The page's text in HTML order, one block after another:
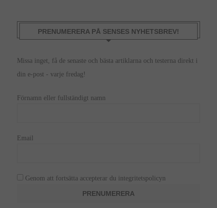
PRENUMERERA PÅ SENSES NYHETSBREV!
Missa inget, få de senaste och bästa artiklarna och testerna direkt i
din e-post - varje fredag!
Förnamn eller fullständigt namn
Email
Genom att fortsätta accepterar du integritetspolicyn